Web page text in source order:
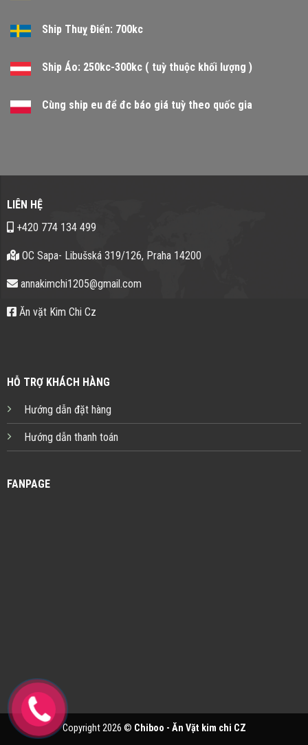
Ship Thuỵ Điển: 700kc
Ship Áo: 250kc-300kc ( tuỳ thuộc khối lượng )
Cùng ship eu để đc báo giá tuỳ theo quốc gia
LIÊN HỆ
+420 774 134 499
OC Sapa- Libušská 319/126, Praha 14200
annakimchi1205@gmail.com
Ăn vặt Kim Chi Cz
HỖ TRỢ KHÁCH HÀNG
Hướng dẫn đặt hàng
Hướng dẫn thanh toán
FANPAGE
Copyright 2026 © Chiboo - Ăn Vặt kim chi CZ